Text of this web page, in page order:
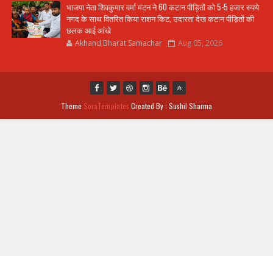
भाजपा नेता शिवकुमार वर्मा मंटन ने 60 कटान पीड़ितों को 5-5 हजार रुपये
नगद के साथ वितरित किया राशन किट, उदारता देख कटान पीड़ितों की
छलक आई आंखे
Akhand Bharat Samachar Aug 05, 2026
Theme SoraTemplates Created By : Sushil Sharma